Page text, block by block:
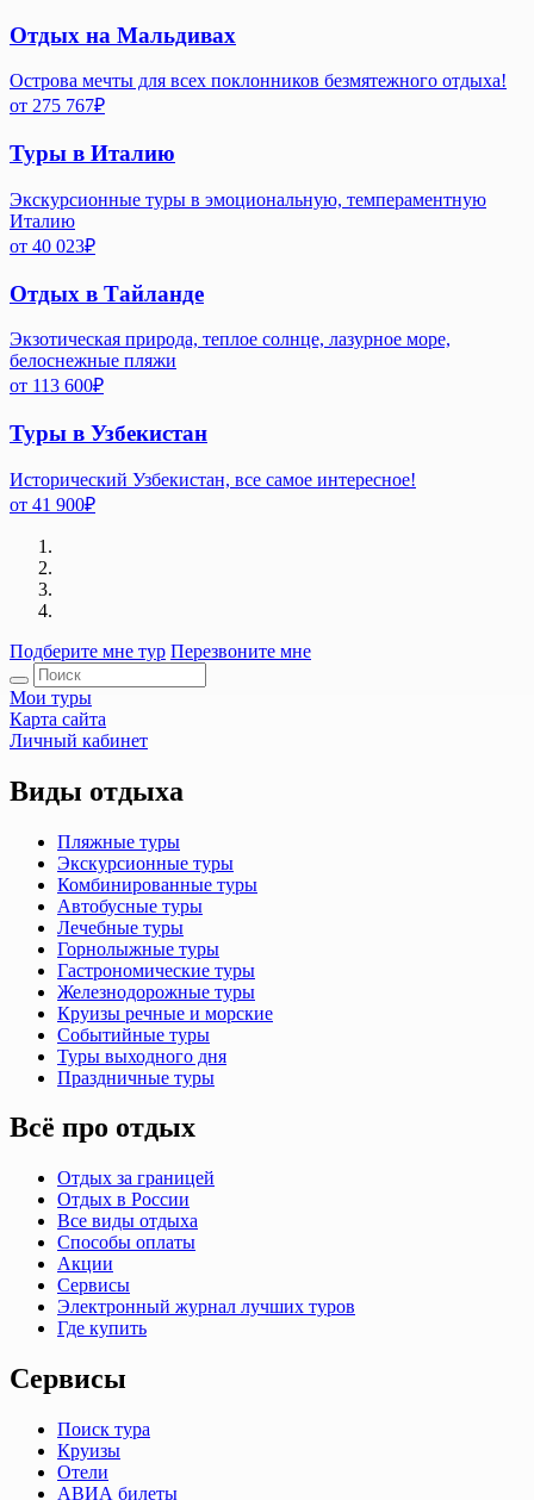
Отдых на Мальдивах
Острова мечты для всех поклонников безмятежного отдыха!
от 275 767₽
Туры в Италию
Экскурсионные туры в эмоциональную, темпераментную
Италию
от 40 023₽
Отдых в Тайланде
Экзотическая природа, теплое солнце, лазурное море,
белоснежные пляжи
от 113 600₽
Туры в Узбекистан
Исторический Узбекистан, все самое интересное!
от 41 900₽
Подберите мне тур Перезвоните мне
Мои туры
Карта сайта
Личный кабинет
Виды отдыха
Пляжные туры
Экскурсионные туры
Комбинированные туры
Автобусные туры
Лечебные туры
Горнолыжные туры
Гастрономические туры
Железнодорожные туры
Круизы речные и морские
Событийные туры
Туры выходного дня
Праздничные туры
Всё про отдых
Отдых за границей
Отдых в России
Все виды отдыха
Способы оплаты
Акции
Сервисы
Электронный журнал лучших туров
Где купить
Сервисы
Поиск тура
Круизы
Отели
АВИА билеты